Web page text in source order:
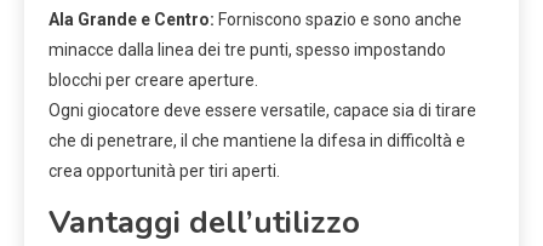
Ala Grande e Centro: Forniscono spazio e sono anche
minacce dalla linea dei tre punti, spesso impostando
blocchi per creare aperture.
Ogni giocatore deve essere versatile, capace sia di tirare
che di penetrare, il che mantiene la difesa in difficoltà e
crea opportunità per tiri aperti.
Vantaggi dell’utilizzo